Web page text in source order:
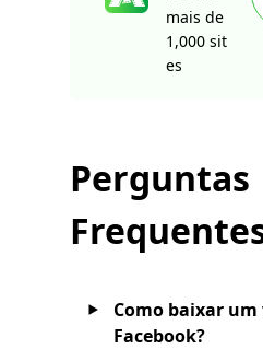
mais de
1,000 sit
es
Perguntas
Como baixar
Facebook?